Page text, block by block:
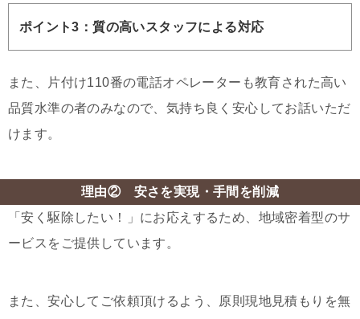
ポイント3：質の高いスタッフによる対応
また、片付け110番の電話オペレーターも教育された高い
品質水準の者のみなので、気持ち良く安心してお話いただ
けます。
理由② 安さを実現・手間を削減
「安く駆除したい！」にお応えするため、地域密着型のサ
ービスをご提供しています。
また、安心してご依頼頂けるよう、原則現地見積もりを無